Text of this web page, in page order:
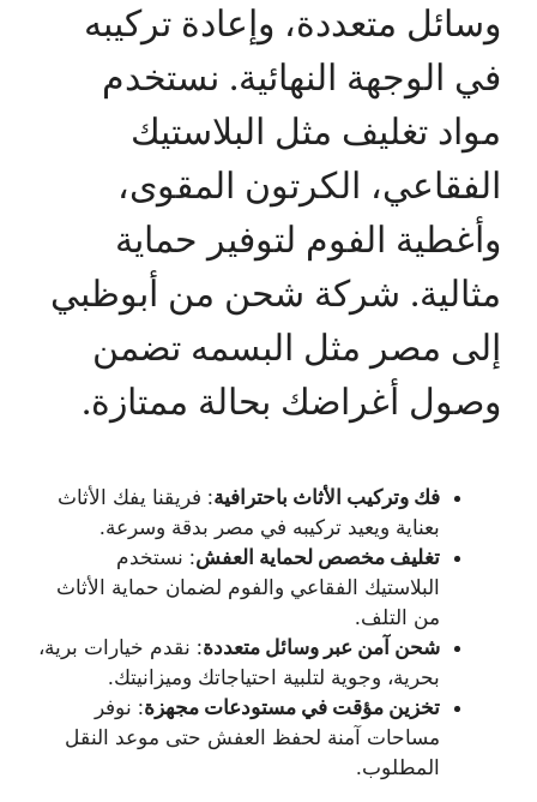
وسائل متعددة، وإعادة تركيبه
في الوجهة النهائية. نستخدم
مواد تغليف مثل البلاستيك
الفقاعي، الكرتون المقوى،
وأغطية الفوم لتوفير حماية
مثالية. شركة شحن من أبوظبي
إلى مصر مثل البسمه تضمن
وصول أغراضك بحالة ممتازة.
فك وتركيب الأثاث باحترافية: فريقنا يفك الأثاث
بعناية ويعيد تركيبه في مصر بدقة وسرعة.
تغليف مخصص لحماية العفش: نستخدم
البلاستيك الفقاعي والفوم لضمان حماية الأثاث
من التلف.
شحن آمن عبر وسائل متعددة: نقدم خيارات برية،
بحرية، وجوية لتلبية احتياجاتك وميزانيتك.
تخزين مؤقت في مستودعات مجهزة: نوفر
مساحات آمنة لحفظ العفش حتى موعد النقل
المطلوب.